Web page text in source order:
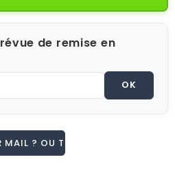
de remise en
OK
MAIL ? OU TÉL 02.51.62.16.59